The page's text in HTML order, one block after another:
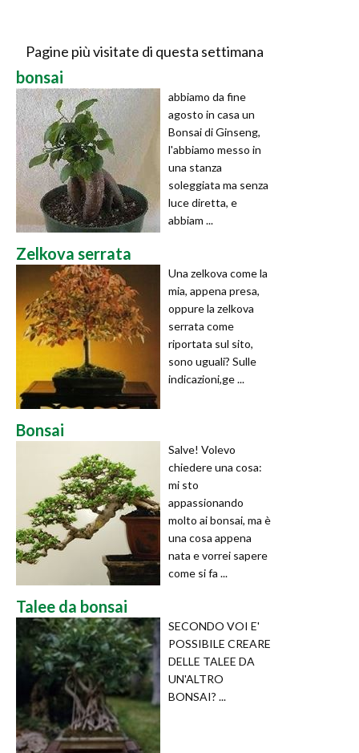
Pagine più visitate di questa settimana
bonsai
abbiamo da fine
agosto in casa un
Bonsai di Ginseng,
l'abbiamo messo in
una stanza
soleggiata ma senza
luce diretta, e
abbiam ...
Zelkova serrata
Una zelkova come la
mia, appena presa,
oppure la zelkova
serrata come
riportata sul sito,
sono uguali? Sulle
indicazioni,ge ...
Bonsai
Salve! Volevo
chiedere una cosa:
mi sto
appassionando
molto ai bonsai, ma è
una cosa appena
nata e vorrei sapere
come si fa ...
Talee da bonsai
SECONDO VOI E'
POSSIBILE CREARE
DELLE TALEE DA
UN'ALTRO
BONSAI? ...